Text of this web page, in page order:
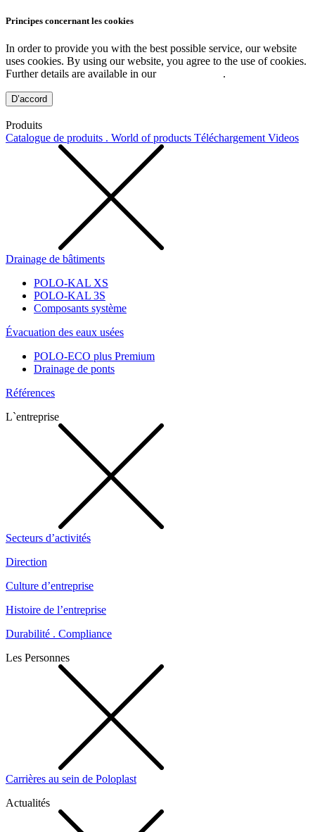
Principes concernant les cookies
In order to provide you with the best possible service, our website
uses cookies. By using our website, you agree to the use of cookies.
Further details are available in our
.
D’accord
Produits
Catalogue de produits . World of products Téléchargement Videos
Drainage de bâtiments
POLO-KAL XS
POLO-KAL 3S
Composants système
Évacuation des eaux usées
POLO-ECO plus Premium
Drainage de ponts
Références
L`entreprise
Secteurs d’activités
Direction
Culture d’entreprise
Histoire de l’entreprise
Durabilité . Compliance
Les Personnes
Carrières au sein de Poloplast
Actualités